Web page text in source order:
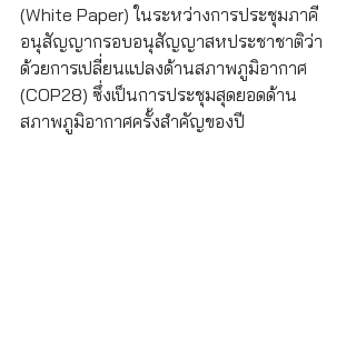
(White Paper) ในระหว่างการประชุมภาคี
อนุสัญญากรอบอนุสัญญาสหประชาชาติว่า
ด้วยการเปลี่ยนแปลงด้านสภาพภูมิอากาศ
(COP28) ซึ่งเป็นการประชุมสุดยอดด้าน
สภาพภูมิอากาศครั้งสำคัญของปี